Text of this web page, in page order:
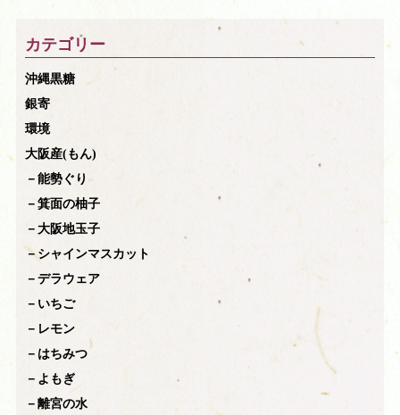
カテゴリー
沖縄黒糖
銀寄
環境
大阪産(もん)
－能勢ぐり
－箕面の柚子
－大阪地玉子
－シャインマスカット
－デラウェア
－いちご
－レモン
－はちみつ
－よもぎ
－離宮の水